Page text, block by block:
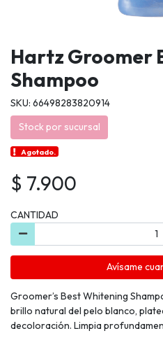
Hartz Groomer
Shampoo
SKU: 66498283820914
Stock por sucursal
Agotado.
$ 7.900
CANTIDAD
Avísame
Groomer’s Best Whitening
brillo natural del pelo blanco,
decoloración. Limpia